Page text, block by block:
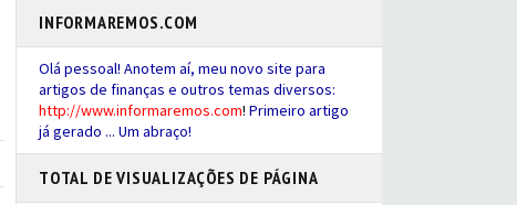
INFORMAREMOS.COM
Olá pessoal! Anotem aí, meu novo site para
artigos de finanças e outros temas diversos:
http://www.informaremos.com! Primeiro artigo
já gerado ... Um abraço!
TOTAL DE VISUALIZAÇÕES DE PÁGINA